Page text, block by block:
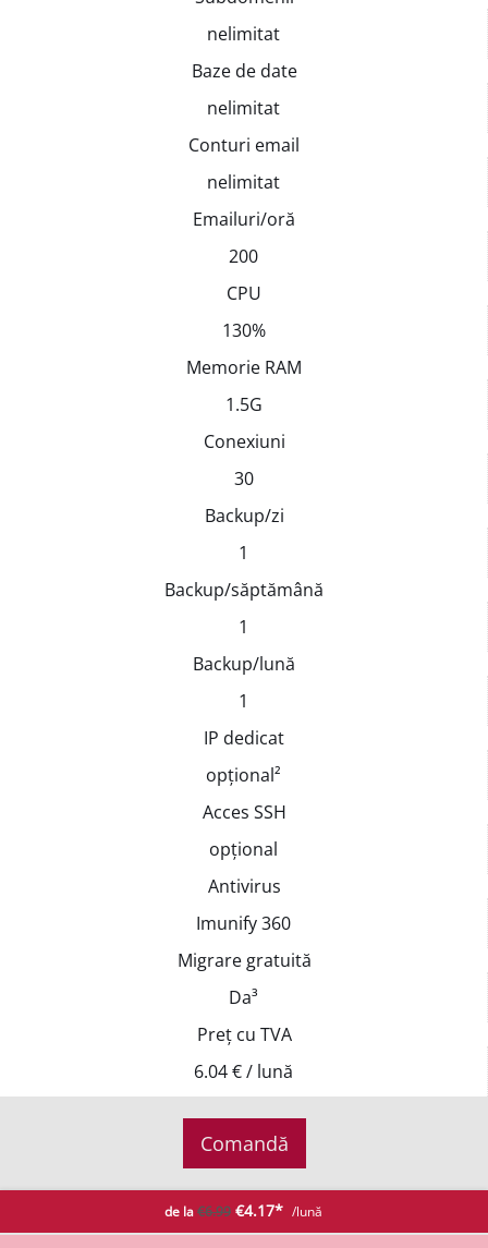
nelimitat
Baze de date
nelimitat
Conturi email
nelimitat
Emailuri/oră
200
CPU
130%
Memorie RAM
1.5G
Conexiuni
30
Backup/zi
1
Backup/săptămână
1
Backup/lună
1
IP dedicat
opțional²
Acces SSH
opțional
Antivirus
Imunify 360
Migrare gratuită
Da³
Preț cu TVA
6.04 € / lună
Comandă
de la€6.99 €4.17* /lună